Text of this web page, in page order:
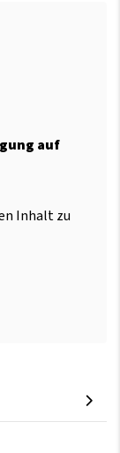
auf
Inhalt zu